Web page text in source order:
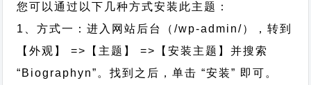
您可以通过以下几种方式安装此主题：
1、方式一：进入网站后台（/wp-admin/），转到
【外观】 =>【主题】 =>【安装主题】并搜索
“Biographyn”。找到之后，单击 “安装” 即可。